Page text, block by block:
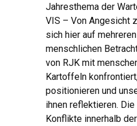
Jahresthema der
VIS – Von Angesicht
sich hier auf
menschlichen
von RJK mit
Kartoffeln
positionieren und
ihnen reflektieren.
Konflikte innerhalb